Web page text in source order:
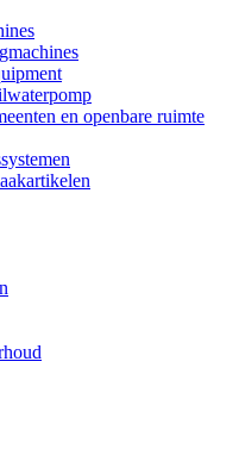
en openbare ruimte